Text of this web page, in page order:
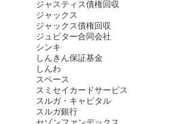
ジャスティス債権回収
ジャックス
ジャックス債権回収
ジュピター合同会社
シンキ
しんきん保証基金
しんわ
スペース
スミセイカードサービス
スルガ・キャピタル
スルガ銀行
セゾンファンデックス